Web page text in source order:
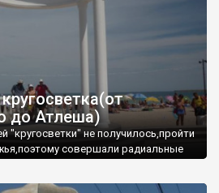
до Атлеша)
"кругосветки" не получилось,пройти
совершали радиальные